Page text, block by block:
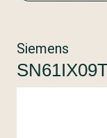
Siemens